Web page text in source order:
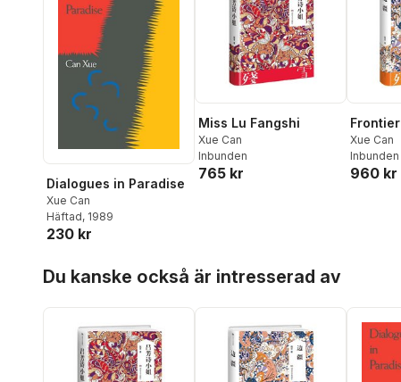
Dialogues in Paradise
Xue Can
Häftad, 1989
230 kr
Miss Lu Fangshi
Xue Can
Inbunden
765 kr
Frontier
Xue Can
Inbunden
960 kr
Du kanske också är intresserad av